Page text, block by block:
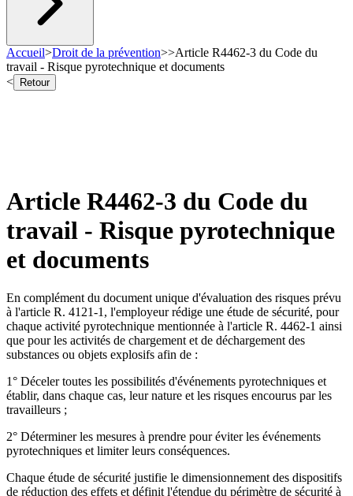
Accueil>Droit de la prévention>>Article R4462-3 du Code du
travail - Risque pyrotechnique et documents
<
Retour
Article R4462-3 du Code du
travail - Risque pyrotechnique
et documents
En complément du document unique d'évaluation des risques prévu
à l'article R. 4121-1, l'employeur rédige une étude de sécurité, pour
chaque activité pyrotechnique mentionnée à l'article R. 4462-1 ainsi
que pour les activités de chargement et de déchargement des
substances ou objets explosifs afin de :
1° Déceler toutes les possibilités d'événements pyrotechniques et
établir, dans chaque cas, leur nature et les risques encourus par les
travailleurs ;
2° Déterminer les mesures à prendre pour éviter les événements
pyrotechniques et limiter leurs conséquences.
Chaque étude de sécurité justifie le dimensionnement des dispositifs
de réduction des effets et définit l'étendue du périmètre de sécurité à